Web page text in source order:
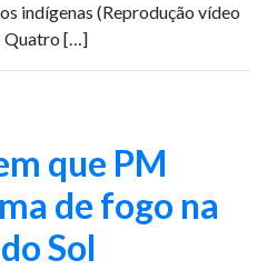
indígenas (Reprodução vídeo
Quatro […]
que PM
de fogo na
Sol